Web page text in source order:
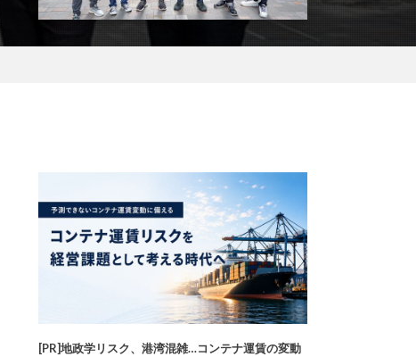
[PR]地政学リスク、港湾混雑…コンテナ運賃の変動